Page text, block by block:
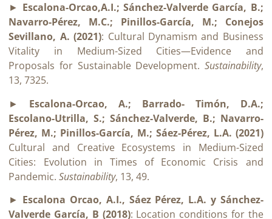
► Escalona-Orcao,A.I.; Sánchez-Valverde García, B.;
Navarro-Pérez, M.C.; Pinillos-García, M.; Conejos
Sevillano, A. (2021): Cultural Dynamism and Business
Vitality in Medium-Sized Cities—Evidence and
Proposals for Sustainable Development. Sustainability,
13, 7325.
► Escalona-Orcao, A.; Barrado- Timón, D.A.;
Escolano-Utrilla, S.; Sánchez-Valverde, B.; Navarro-
Pérez, M.; Pinillos-García, M.; Sáez-Pérez, L.A. (2021)
Cultural and Creative Ecosystems in Medium-Sized
Cities: Evolution in Times of Economic Crisis and
Pandemic.Sustainability, 13, 49.
► Escalona Orcao, A.I., Sáez Pérez, L.A. y Sánchez-
Valverde García, B (2018): Location conditions for the